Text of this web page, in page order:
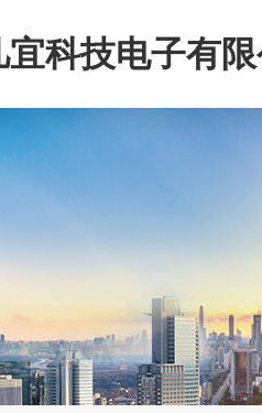
宜科技电子有